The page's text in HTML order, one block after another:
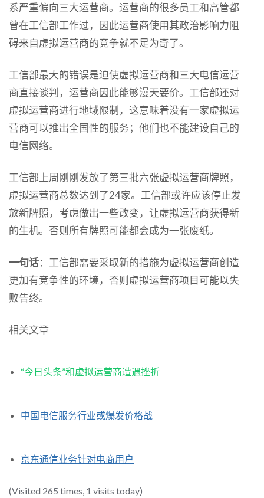
系严重偏向三大运营商。运营商的很多员工和高管都
曾在工信部工作过，因此运营商使用其政治影响力阻
碍来自虚拟运营商的竞争就不足为奇了。
工信部最大的错误是迫使虚拟运营商和三大电信运营
商直接谈判，运营商因此能够漫天要价。工信部还对
虚拟运营商进行地域限制，这意味着没有一家虚拟运
营商可以推出全国性的服务；他们也不能建设自己的
电信网络。
工信部上周刚刚发放了第三批六张虚拟运营商牌照，
虚拟运营商总数达到了24家。工信部或许应该停止发
放新牌照，考虑做出一些改变，让虚拟运营商获得新
的生机。否则所有牌照可能都会成为一张废纸。
一句话：工信部需要采取新的措施为虚拟运营商创造
更加有竞争性的环境，否则虚拟运营商项目可能以失
败告终。
相关文章
“今日头条”和虚拟运营商遭遇挫折
中国电信服务行业或爆发价格战
京东通信业务针对电商用户
(Visited 265 times, 1 visits today)